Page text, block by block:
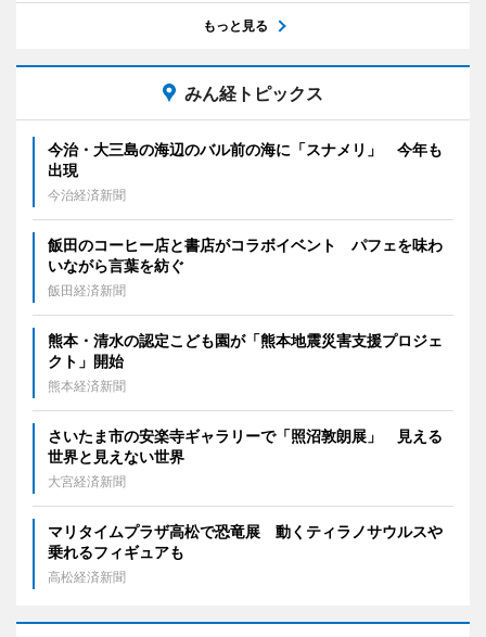
もっと見る
みん経トピックス
今治・大三島の海辺のバル前の海に「スナメリ」 今年も
出現
今治経済新聞
飯田のコーヒー店と書店がコラボイベント パフェを味わ
いながら言葉を紡ぐ
飯田経済新聞
熊本・清水の認定こども園が「熊本地震災害支援プロジェ
クト」開始
熊本経済新聞
さいたま市の安楽寺ギャラリーで「照沼敦朗展」 見える
世界と見えない世界
大宮経済新聞
マリタイムプラザ高松で恐竜展 動くティラノサウルスや
乗れるフィギュアも
高松経済新聞